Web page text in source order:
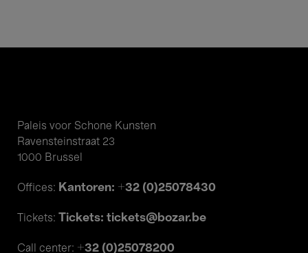
Paleis voor Schone Kunsten
Ravensteinstraat 23
1000 Brussel
Offices: Kantoren: +32 (0)25078430
Tickets: Tickets: tickets@bozar.be
Call center: +32 (0)25078200